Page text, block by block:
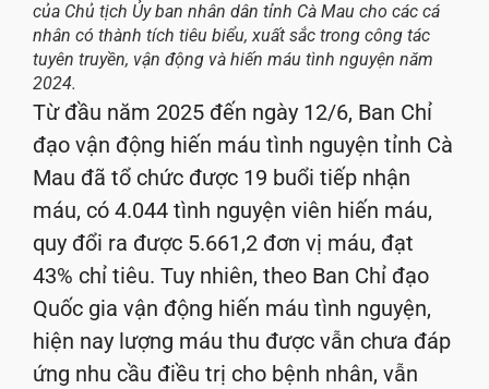
của Chủ tịch Ủy ban nhân dân tỉnh Cà Mau cho các cá
nhân có thành tích tiêu biểu, xuất sắc trong công tác
tuyên truyền, vận động và hiến máu tình nguyện năm
2024.
Từ đầu năm 2025 đến ngày 12/6, Ban Chỉ
đạo vận động hiến máu tình nguyện tỉnh Cà
Mau đã tổ chức được 19 buổi tiếp nhận
máu, có 4.044 tình nguyện viên hiến máu,
quy đổi ra được 5.661,2 đơn vị máu, đạt
43% chỉ tiêu. Tuy nhiên, theo Ban Chỉ đạo
Quốc gia vận động hiến máu tình nguyện,
hiện nay lượng máu thu được vẫn chưa đáp
ứng nhu cầu điều trị cho bệnh nhân, vẫn